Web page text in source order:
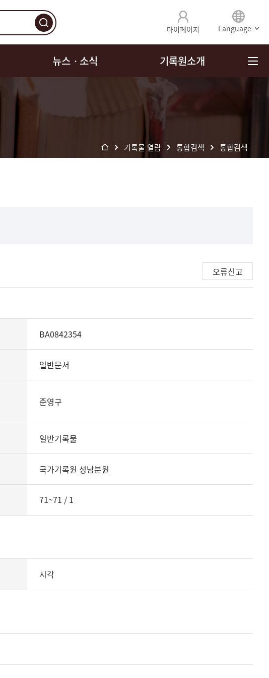
마이페이지 Language
뉴스ㆍ소식 기록원소개
기록물 열람 통합검색 통합검색
오류신고
BA0842354
일반문서
준영구
일반기록물
국가기록원 성남분원
71~71 / 1
시각